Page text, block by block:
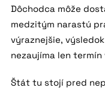
Dôchodca môže
medzitým narastú
výraznejšie,
nezaujíma len
Štát tu stojí pred